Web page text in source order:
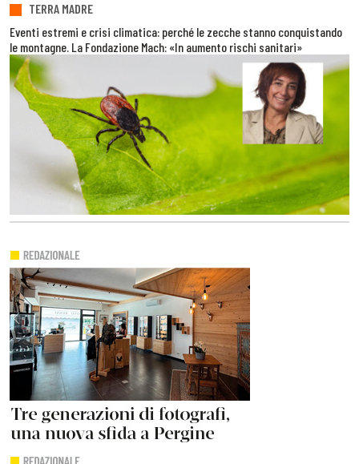
TERRA MADRE
Eventi estremi e crisi climatica: perché le zecche stanno conquistando
le montagne. La Fondazione Mach: «In aumento rischi sanitari»